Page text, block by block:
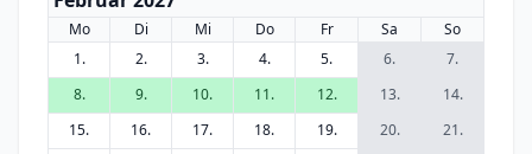
Mo Di Mi Do Fr Sa
So
1.
2. 3. 4. 5. 6.
7.
8.
9. 10. 11. 12. 13.
14.
15.
16. 17. 18. 19. 20.
21.